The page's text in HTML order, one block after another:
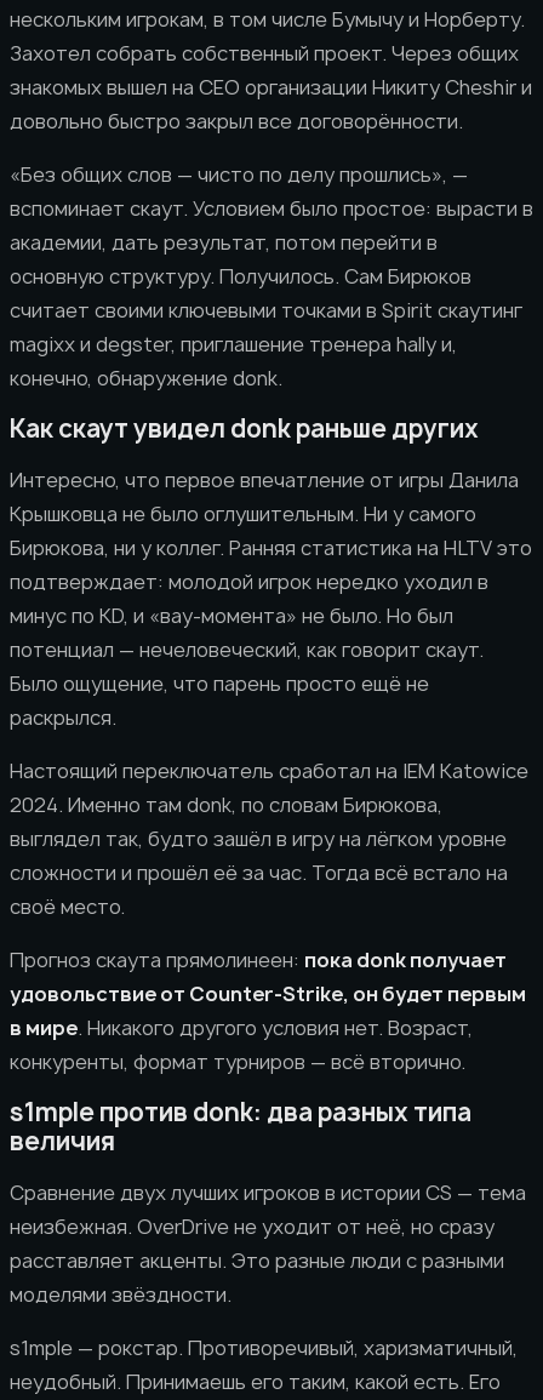
нескольким игрокам, в том числе Бумычу и Норберту.
Захотел собрать собственный проект. Через общих
знакомых вышел на CEO организации Никиту Cheshir и
довольно быстро закрыл все договорённости.
«Без общих слов — чисто по делу прошлись», —
вспоминает скаут. Условием было простое: вырасти в
академии, дать результат, потом перейти в
основную структуру. Получилось. Сам Бирюков
считает своими ключевыми точками в Spirit скаутинг
magixx и degster, приглашение тренера hally и,
конечно, обнаружение donk.
Как скаут увидел donk раньше других
Интересно, что первое впечатление от игры Данила
Крышковца не было оглушительным. Ни у самого
Бирюкова, ни у коллег. Ранняя статистика на HLTV это
подтверждает: молодой игрок нередко уходил в
минус по KD, и «вау-момента» не было. Но был
потенциал — нечеловеческий, как говорит скаут.
Было ощущение, что парень просто ещё не
раскрылся.
Настоящий переключатель сработал на IEM Katowice
2024. Именно там donk, по словам Бирюкова,
выглядел так, будто зашёл в игру на лёгком уровне
сложности и прошёл её за час. Тогда всё встало на
своё место.
Прогноз скаута прямолинеен: пока donk получает
удовольствие от Counter-Strike, он будет первым
в мире. Никакого другого условия нет. Возраст,
конкуренты, формат турниров — всё вторично.
s1mple против donk: два разных типа
величия
Сравнение двух лучших игроков в истории CS — тема
неизбежная. OverDrive не уходит от неё, но сразу
расставляет акценты. Это разные люди с разными
моделями звёздности.
s1mple — рокстар. Противоречивый, харизматичный,
неудобный. Принимаешь его таким, какой есть. Его